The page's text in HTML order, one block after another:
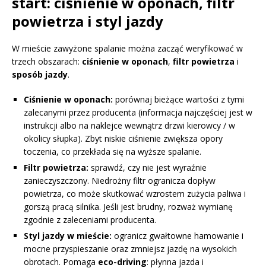
powietrza i styl jazdy
W mieście zawyżone spalanie można zacząć weryfikować w
trzech obszarach: ciśnienie w oponach, filtr powietrza i
sposób jazdy.
Ciśnienie w oponach: porównaj bieżące wartości z tymi
zalecanymi przez producenta (informacja najczęściej jest w
instrukcji albo na naklejce wewnątrz drzwi kierowcy / w
okolicy słupka). Zbyt niskie ciśnienie zwiększa opory
toczenia, co przekłada się na wyższe spalanie.
Filtr powietrza: sprawdź, czy nie jest wyraźnie
zanieczyszczony. Niedrożny filtr ogranicza dopływ
powietrza, co może skutkować wzrostem zużycia paliwa i
gorszą pracą silnika. Jeśli jest brudny, rozważ wymianę
zgodnie z zaleceniami producenta.
Styl jazdy w mieście: ogranicz gwałtowne hamowanie i
mocne przyspieszanie oraz zmniejsz jazdę na wysokich
obrotach. Pomaga eco-driving: płynna jazda i